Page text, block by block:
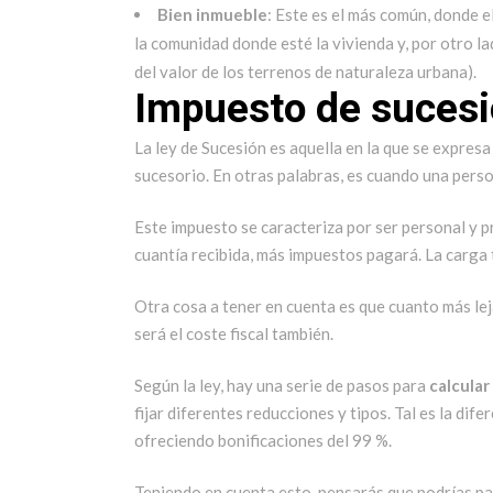
Bien inmueble: Este es el más común,
la comunidad donde esté la vivienda y, por otro
del valor de los terrenos de naturaleza urbana).
Impuesto de
La ley de Sucesión es aquella en la que se
sucesorio. En otras palabras, es cuando una
Este impuesto se caracteriza por ser personal y
cuantía recibida, más impuestos pagará. La
Otra cosa a tener en cuenta es que cuanto más
será el coste fiscal también.
Según la ley, hay una serie de pasos para
fijar diferentes reducciones y tipos. Tal es la
ofreciendo bonificaciones del 99 %.